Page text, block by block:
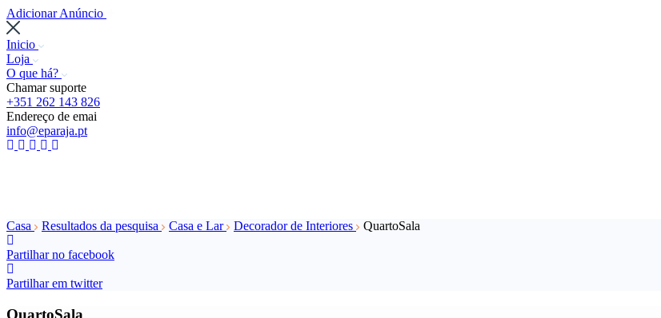
Adicionar Anúncio
Inicio
Loja
O que há?
Chamar suporte
+351 262 143 826
Endereço de emai
info@eparaja.pt
Casa Resultados da pesquisa Casa e Lar Decorador de Interiores QuartoSala
Partilhar no facebook
Partilhar em twitter
QuartoSala